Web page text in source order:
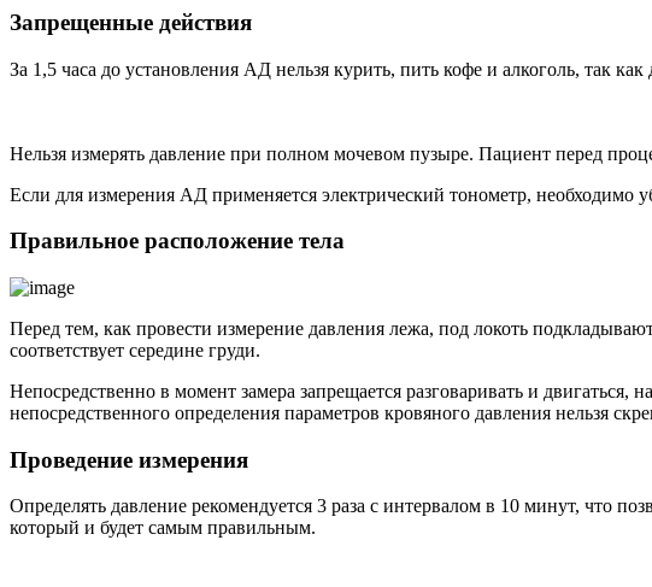
Запрещенные действия
За 1,5 часа до установления АД нельзя курить, пить кофе и алкоголь, так
Нельзя измерять давление при полном мочевом пузыре. Пациент перед
Если для измерения АД применяется электрический тонометр,
Правильное расположение тела
Перед тем, как провести измерение давления лежа, под локоть
соответствует середине груди.
Непосредственно в момент замера запрещается разговаривать и
непосредственного определения параметров кровяного давления нельзя
Проведение измерения
Определять давление рекомендуется 3 раза с интервалом в 10 минут, что
который и будет самым правильным.